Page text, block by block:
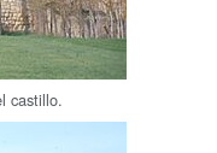
castillo.